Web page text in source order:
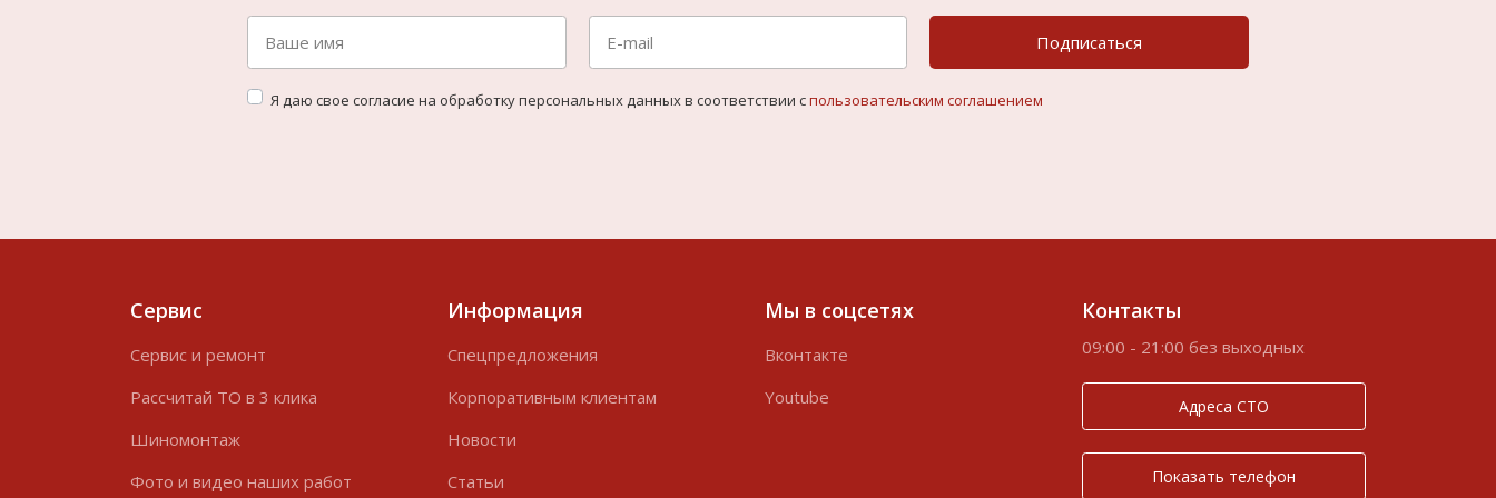
Подписаться
Я даю свое согласие на обработку персональных данных в соответствии спользовательским соглашением
Cервис
Cервис и ремонт
Рассчитай ТО в 3 клика
Шиномонтаж
Фото и видео наших работ
Информация
Спецпредложения
Корпоративным клиентам
Новости
Статьи
Контакты
09:00 - 21:00 без выходных
Адреса СТО
Показать телефон
Мы в соцсетях
Вконтакте
Youtube